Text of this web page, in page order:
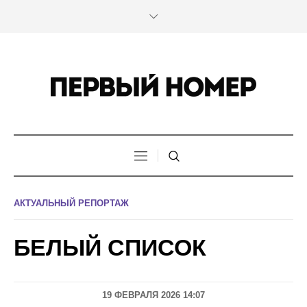
АКТУАЛЬНЫЙ РЕПОРТАЖ
БЕЛЫЙ СПИСОК
19 ФЕВРАЛЯ 2026 14:07